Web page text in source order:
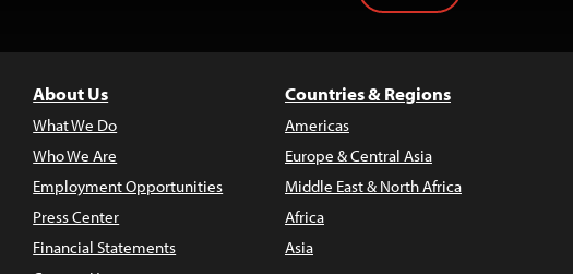
About Us
What We Do
Who We Are
Employment Opportunities
Press Center
Financial Statements
Countries & Regions
Americas
Europe & Central Asia
Middle East & North Africa
Africa
Asia